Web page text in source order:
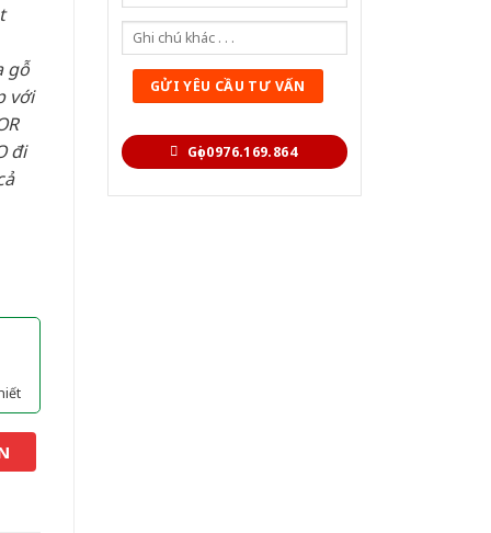
Gọi 0976.169.864
gỗ
với
đi